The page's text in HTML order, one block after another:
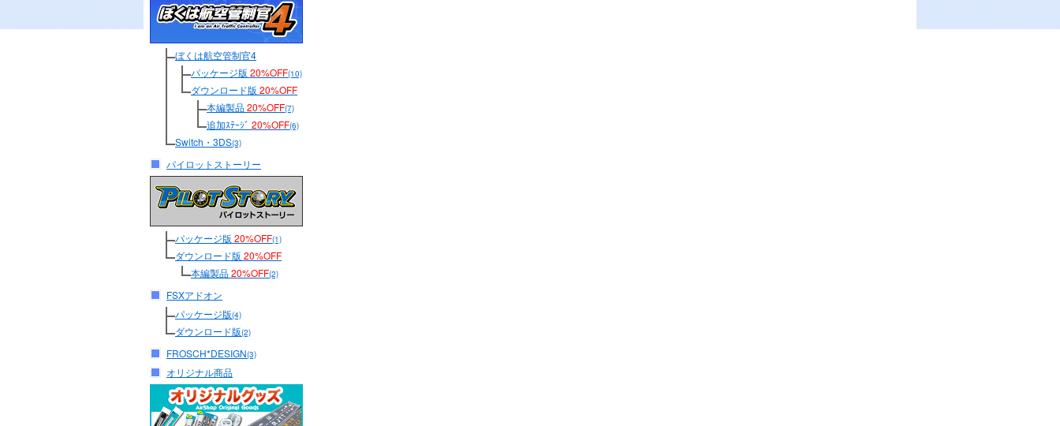
ぼくは航空管制官4
パッケージ版 20%OFF(10)
ダウンロード版 20%OFF
本編製品20%OFF(7)
追加ｽﾃｰｼﾞ 20%OFF(6)
Switch・3DS(3)
パイロットストーリー
パッケージ版 20%OFF(1)
ダウンロード版 20%OFF
本編製品20%OFF(2)
FSXアドオン
パッケージ版(4)
ダウンロード版(2)
FROSCH*DESIGN(3)
オリジナル商品